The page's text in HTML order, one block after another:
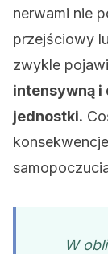
nerwami nie
przejściowy
zwykle
intensywną i
jednostki.
W